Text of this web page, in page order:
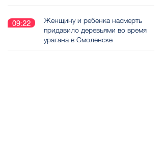
09:22
Женщину и ребенка насмерть
придавило деревьями во время
урагана в Смоленске